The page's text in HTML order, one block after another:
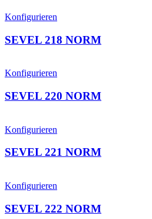
Konfigurieren
SEVEL 218 NORM
Konfigurieren
SEVEL 220 NORM
Konfigurieren
SEVEL 221 NORM
Konfigurieren
SEVEL 222 NORM